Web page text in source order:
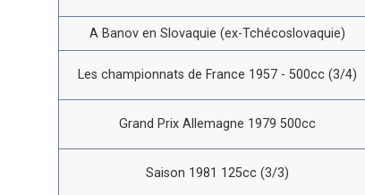
A Banov en Slovaquie (ex-Tchécoslovaquie)
Les championnats de France 1957 - 500cc (3/4)
Grand Prix Allemagne 1979 500cc
Saison 1981 125cc (3/3)